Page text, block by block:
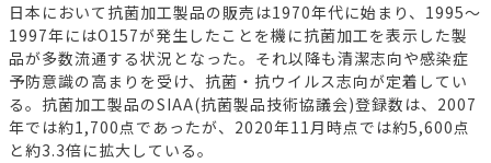
日本において抗菌加工製品の販売は1970年代に始まり、1995～
1997年にはO157が発生したことを機に抗菌加工を表示した製
品が多数流通する状況となった。それ以降も清潔志向や感染症
予防意識の高まりを受け、抗菌・抗ウイルス志向が定着してい
る。抗菌加工製品のSIAA(抗菌製品技術協議会)登録数は、2007
年では約1,700点であったが、2020年11月時点では約5,600点
と約3.3倍に拡大している。